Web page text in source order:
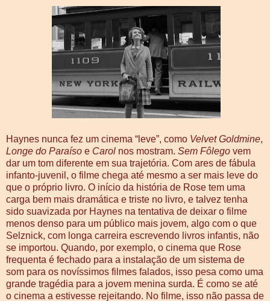
Haynes nunca fez um cinema “leve”, como Velvet Goldmine,
Longe do Paraíso e Carol nos mostram. Sem Fôlego vem
dar um tom diferente em sua trajetória. Com ares de fábula
infanto-juvenil, o filme chega até mesmo a ser mais leve do
que o próprio livro. O início da história de Rose tem uma
carga bem mais dramática e triste no livro, e talvez tenha
sido suavizada por Haynes na tentativa de deixar o filme
menos denso para um público mais jovem, algo com o que
Selznick, com longa carreira escrevendo livros infantis, não
se importou. Quando, por exemplo, o cinema que Rose
frequenta é fechado para a instalação de um sistema de
som para os novíssimos filmes falados, isso pesa como uma
grande tragédia para a jovem menina surda. É como se até
o cinema a estivesse rejeitando. No filme, isso não passa de